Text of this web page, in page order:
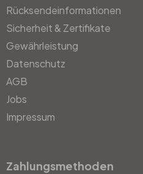
Rücksendeinformationen
Sicherheit & Zertifikate
Gewährleistung
Datenschutz
AGB
Jobs
Impressum
Zahlungsmethoden